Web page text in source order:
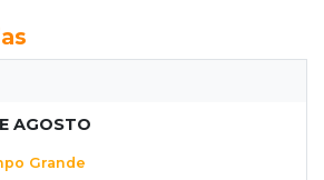
AGOSTO
Grande